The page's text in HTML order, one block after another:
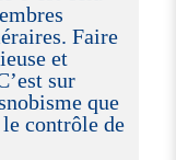
Faire
et
sur
que
contrôle de